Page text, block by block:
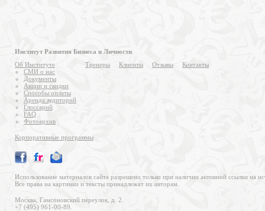
Институт Развития Бизнеса и Личности
Об Институте
СМИ о нас
Документы
Акции и скидки
Способы оплаты
Аренда аудиторий
Глоссарий
FAQ
Фотоархив
Тренеры Клиенты Отзывы Контакты
Корпоративные программы
Использование материалов сайта разрешено только при наличии активной ссылки на
Все права на картинки и тексты принадлежат их авторам.
Москва, Гамсоновский переулок, д. 2.
+7 (495) 961-00-89.